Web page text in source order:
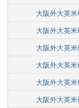
大阪外大英
大阪外大英
大阪外大英
大阪外大英
大阪外大英
大阪外大英